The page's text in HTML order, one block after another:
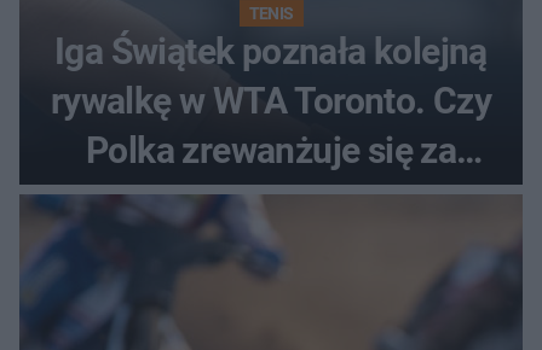
TENIS
Iga Świątek poznała kolejną
rywalkę w WTA Toronto. Czy
Polka zrewanżuje się za
ostatnią porażkę?